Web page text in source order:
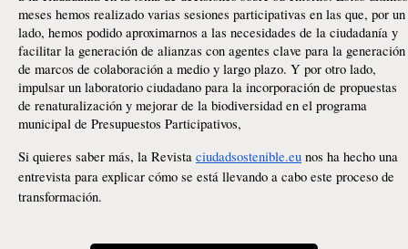
meses hemos realizado varias sesiones participativas en las que, por un
lado, hemos podido aproximarnos a las necesidades de la ciudadanía y
facilitar la generación de alianzas con agentes clave para la generación
de marcos de colaboración a medio y largo plazo. Y por otro lado,
impulsar un laboratorio ciudadano para la incorporación de propuestas
de renaturalización y mejorar de la biodiversidad en el programa
municipal de Presupuestos Participativos,
Si quieres saber más, la Revista ciudadsostenible.eu nos ha hecho una
entrevista para explicar cómo se está llevando a cabo este proceso de
transformación.